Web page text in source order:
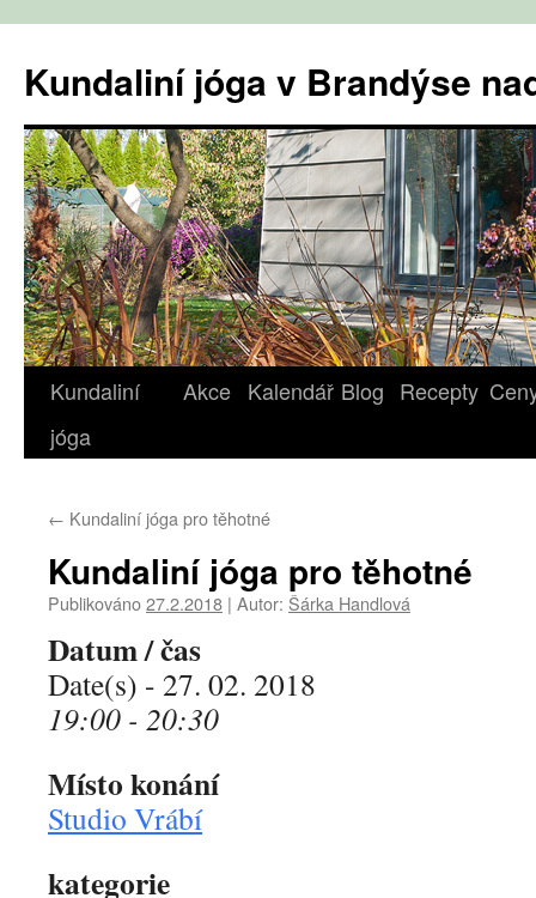
obsahu
webu
Kundaliní jóga v Brandýse
Kundaliní
jóga
Akce Kalendář Blog Recepty
← Kundaliní jóga pro těhotné
Kundaliní jóga pro těhotné
Publikováno27.2.2018 | Autor: Šárka Handlová
Datum / čas
Date(s) - 27. 02. 2018
19:00 - 20:30
Místo konání
Studio Vrábí
kategorie